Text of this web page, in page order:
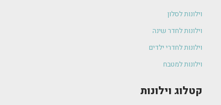
וילונות לסלון
וילונות לחדר שינה
וילונות לחדרי ילדים
וילונות למטבח
קטלוג וילונות